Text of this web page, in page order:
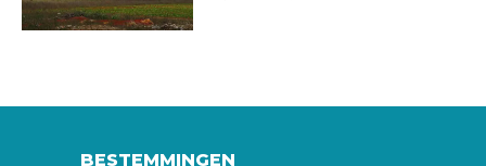
BESTEMMINGEN